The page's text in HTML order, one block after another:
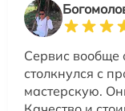
Сервис вообще
столкнулся с
мастерскую.